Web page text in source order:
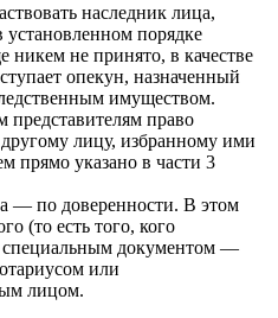
наследник лица,
порядке
никем не принято, в качестве
опекун, назначенный
имуществом.
представителям право
лицу, избранному ими
прямо указано в части 3
— по доверенности. В этом
(то есть того, кого
документом —
или
лицом.